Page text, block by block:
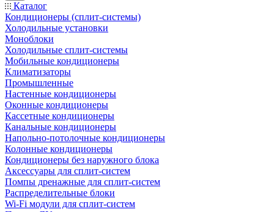
Каталог
Кондиционеры (сплит-системы)
Холодильные установки
Моноблоки
Холодильные сплит-системы
Мобильные кондиционеры
Климатизаторы
Промышленные
Настенные кондиционеры
Оконные кондиционеры
Кассетные кондиционеры
Канальные кондиционеры
Напольно-потолочные кондиционеры
Колонные кондиционеры
Кондиционеры без наружного блока
Аксессуары для сплит-систем
Помпы дренажные для сплит-систем
Распределительные блоки
Wi-Fi модули для сплит-систем